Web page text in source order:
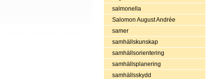
salmonella
Salomon August Andrée
samer
samhällskunskap
samhällsorientering
samhällsplanering
samhällsskydd